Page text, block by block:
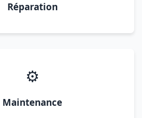
Réparation
⚙️
Maintenance